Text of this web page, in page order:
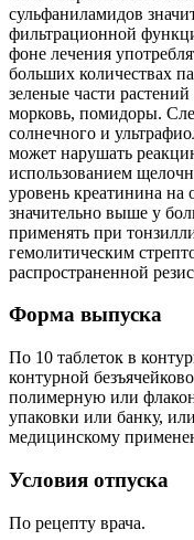
сульфаниламидов
фильтрационной
фоне лечения
больших количествах
зеленые части
морковь, помидоры.
солнечного и
может нарушать
использованием
уровень креатинина
значительно выше у
применять при
гемолитическим
распространенной
Форма выпуска
По 10 таблеток в
контурной
полимерную или
упаковки или банку,
медицинскому
Условия отпуска
По рецепту врача.